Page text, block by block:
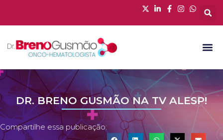
DR. BRENO GUSMÃO NA TV ALESP!
Compartilhe essa publicação: